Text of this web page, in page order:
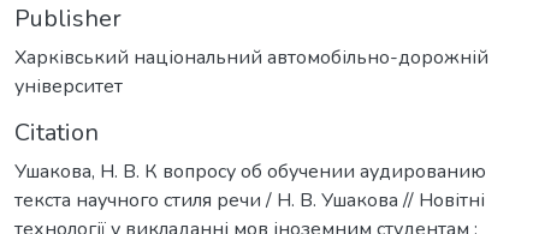
Publisher
Харківський національний автомобільно-дорожній
університет
Citation
Ушакова, Н. В. К вопросу об обучении аудированию
текста научного стиля речи / Н. В. Ушакова // Новітні